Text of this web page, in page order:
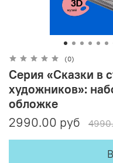
(0)
Серия «Сказки в
художников»:
обложке
2990.00 руб